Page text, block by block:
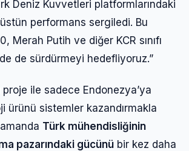
Deniz Kuvvetleri platformlarındaki
performans sergiledi. Bu
Merah Putih ve diğer KCR sınıfı
de sürdürmeyi hedefliyoruz.”
proje ile sadece Endonezya’ya
ürünü sistemler kazandırmakla
Türk mühendisliğinin
pazarındaki gücünü bir kez daha